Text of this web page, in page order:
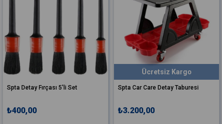
Spta Detay Fırçası 5'li Set
₺400,00
Spta Car Care Detay Taburesi
₺3.200,00
Ücretsiz Kargo